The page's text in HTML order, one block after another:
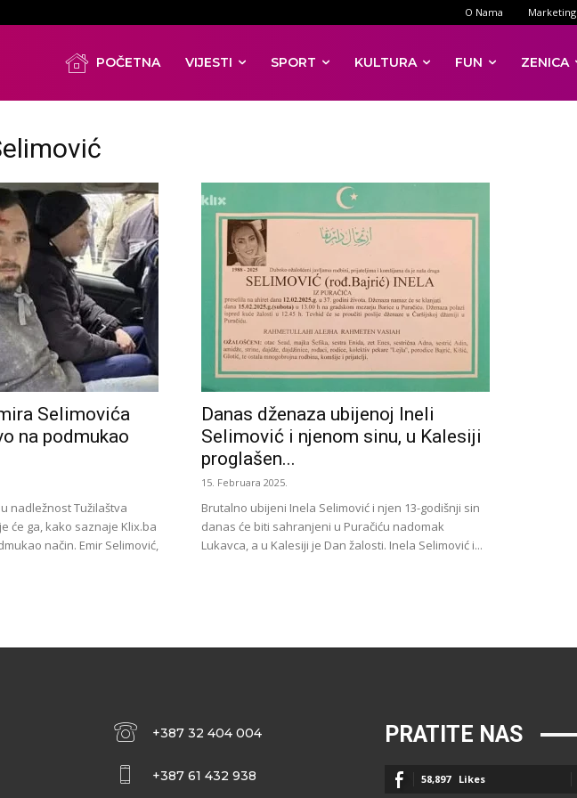
O Nama Marketing
POČETNA VIJESTI SPORT KULTURA FUN ZENICA
Selimovića
na podmukao
nadležnost Tužilaštva
će ga, kako saznaje Klix.ba
način. Emir Selimović,
Danas dženaza ubijenoj Ineli
Selimović i njenom sinu, u Kalesiji
proglašen...
15. Februara 2025.
Brutalno ubijeni Inela Selimović i njen 13-godišnji sin
danas će biti sahranjeni u Puračiću nadomak
Lukavca, a u Kalesiji je Dan žalosti. Inela Selimović i...
+387 32 404 004
+387 61 432 938
PRATITE NAS
58,897 Likes